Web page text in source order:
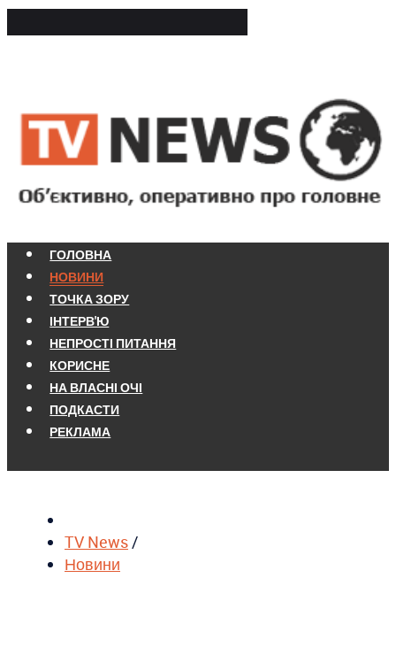
ГОЛОВНА
НОВИНИ
ТОЧКА ЗОРУ
ІНТЕРВ'Ю
НЕПРОСТІ ПИТАННЯ
КОРИСНЕ
НА ВЛАСНІ ОЧІ
ПОДКАСТИ
РЕКЛАМА
TV News/
Новини